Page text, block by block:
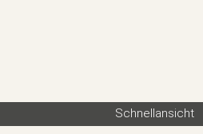
Schnellansicht